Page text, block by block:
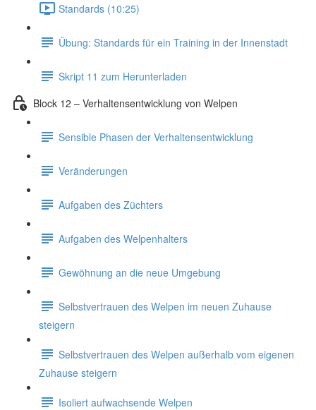
Standards (10:25)
Übung: Standards für ein Training in der Innenstadt
Skript 11 zum Herunterladen
Block 12 – Verhaltensentwicklung von Welpen
Sensible Phasen der Verhaltensentwicklung
Veränderungen
Aufgaben des Züchters
Aufgaben des Welpenhalters
Gewöhnung an die neue Umgebung
Selbstvertrauen des Welpen im neuen Zuhause
steigern
Selbstvertrauen des Welpen außerhalb vom eigenen
Zuhause steigern
Isoliert aufwachsende Welpen